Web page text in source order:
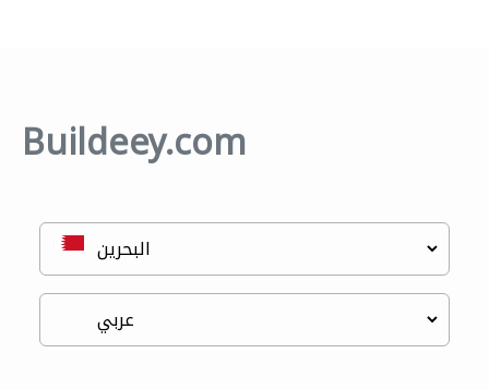
Buildeey.com